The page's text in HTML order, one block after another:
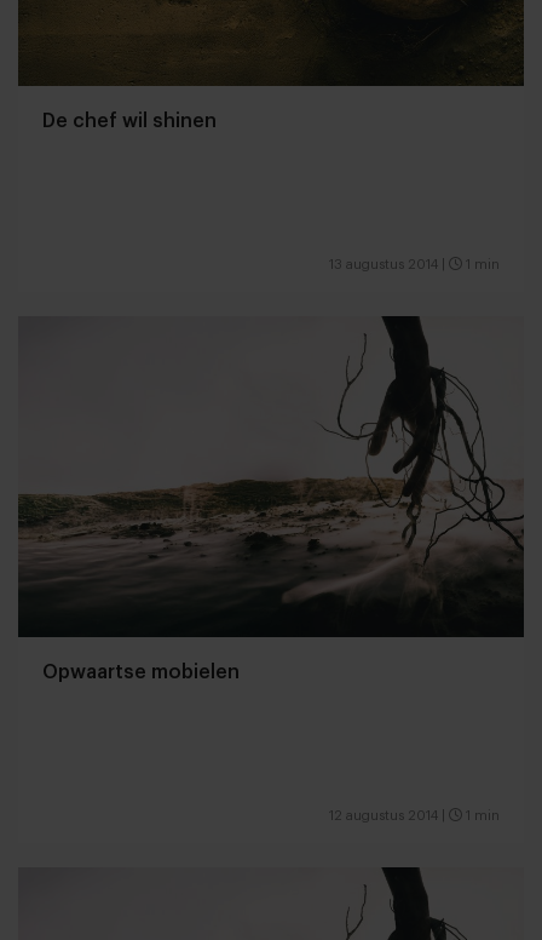
De chef wil shinen
13 augustus 2014 1 min
Opwaartse mobielen
12 augustus 2014 1 min